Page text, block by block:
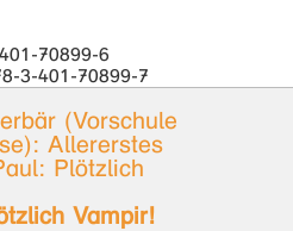
70899-6
3-401-70899-7
(Vorschule
Allererstes
Plötzlich
Vampir!